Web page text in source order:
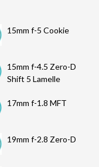
15mm f-5 Cookie
15mm f-4.5 Zero-D
Shift 5 Lamelle
17mm f-1.8 MFT
19mm f-2.8 Zero-D